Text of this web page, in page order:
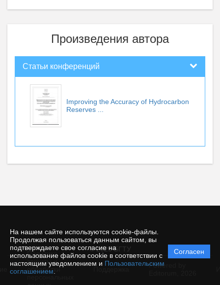
На нашем сайте используются cookie-файлы.
Продолжая пользоваться данным сайтом, вы
подтверждаете свое согласие на
использование файлов cookie в соответствии с
настоящим уведомлением и Пользовательским
соглашением
Согласен
Произведения автора
Статьи конференций
Improving the Accuracy of Hydrocarbon
Reserves ...
© 2025 БГТУ
Политика
защиты и
обработки
Powered by